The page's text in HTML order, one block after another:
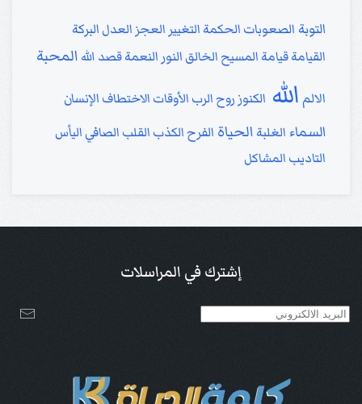
التوبة الصعوبات الحكمة التغيير العجز العدل البركة
القيامةقيامة المسيح الخالق النور النعمةقصد الله المحبة
الالم الله الكنوز روح الرب الأوقات الاختطاف الإنسان
السماء الغلبة الحياة الفرح الكذب القلب الصافي اليأس
التاديب المشاكل
إشترك في المراسلات